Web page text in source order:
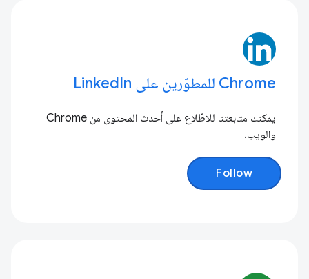
Chrome للمطوّرين على LinkedIn
يمكنك متابعتنا للاطّلاع على أحدث المحتوى من Chrome
والويب.
Follow